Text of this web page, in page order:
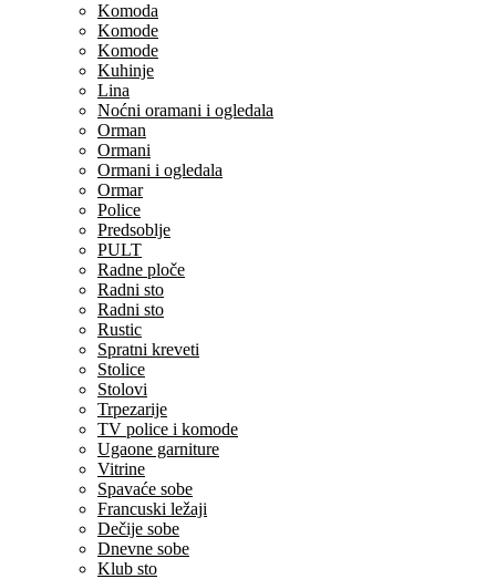
Komoda
Komode
Komode
Kuhinje
Lina
Noćni oramani i ogledala
Orman
Ormani
Ormani i ogledala
Ormar
Police
Predsoblje
PULT
Radne ploče
Radni sto
Radni sto
Rustic
Spratni kreveti
Stolice
Stolovi
Trpezarije
TV police i komode
Ugaone garniture
Vitrine
Spavaće sobe
Francuski ležaji
Dečije sobe
Dnevne sobe
Klub sto